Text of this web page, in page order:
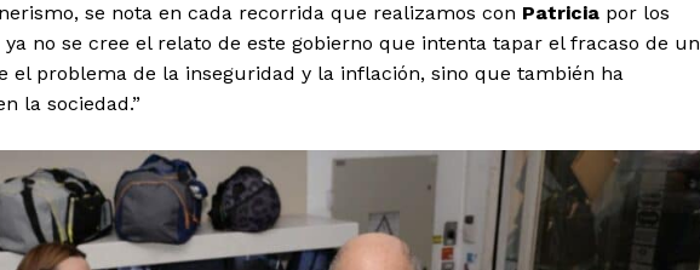
se nota en cada recorrida que realizamos con Patricia por los
no se cree el relato de este gobierno que intenta tapar el fracaso de
el problema de la inseguridad y la inflación, sino que también ha
la sociedad.”